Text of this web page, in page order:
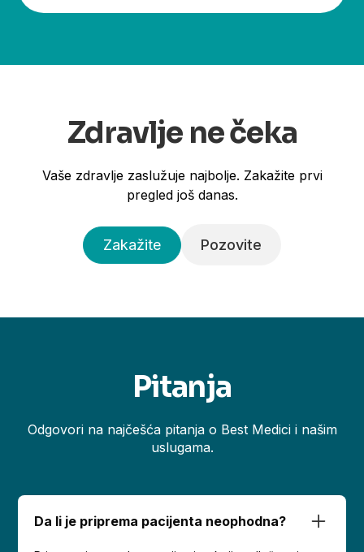
Zdravlje ne čeka
Vaše zdravlje zaslužuje najbolje. Zakažite prvi
pregled još danas.
Zakažite Pozovite
Pitanja
Odgovori na najčešća pitanja o Best Medici i našim
uslugama.
Da li je priprema pacijenta neophodna?